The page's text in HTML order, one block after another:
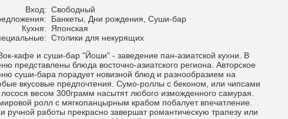
Вход: Свободный
Банкеты, Дни рождения, Суши-бар
Кухня:
Японская
Столики для некурящих
кафе и суши-бар "Йоши" - заведение пан-азиатской кухни. В
представлены блюда восточно-азиатского региона. Авторское
суши-бара порадует новизной блюд и разнообразием на
вкусовые предпочтения. Сумо-роллы с беконом, или чипсами
лосося весом 300грамм насытят любого изможденного самурая.
ролл с мягкопанцырным крабом побалует впечатление.
ручной работы прекрасно завершат романтическую трапезу или